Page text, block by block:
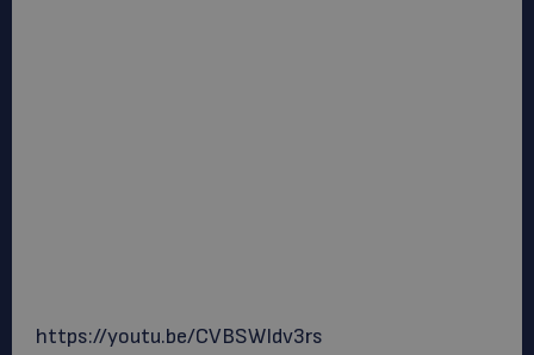
https://youtu.be/CVBSWIdv3rs